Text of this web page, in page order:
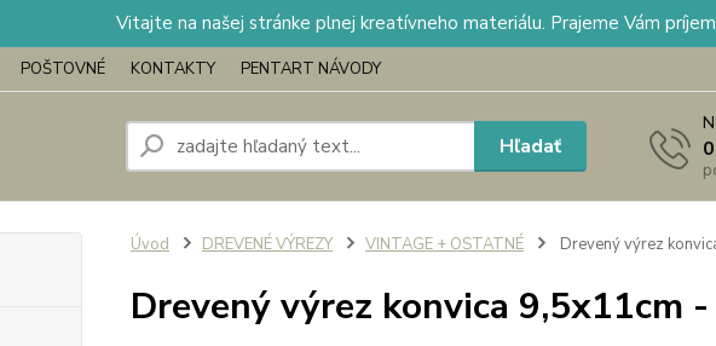
Vitajte na našej stránke plnej kreatívneho materiálu. Prajeme Vám
POŠTOVNÉ KONTAKTY PENTART NÁVODY
Hľadať
Úvod DREVENÉ VÝREZY VINTAGE + OSTATNÉ Drevený výrez
Drevený výrez konvica 9,5x11cm